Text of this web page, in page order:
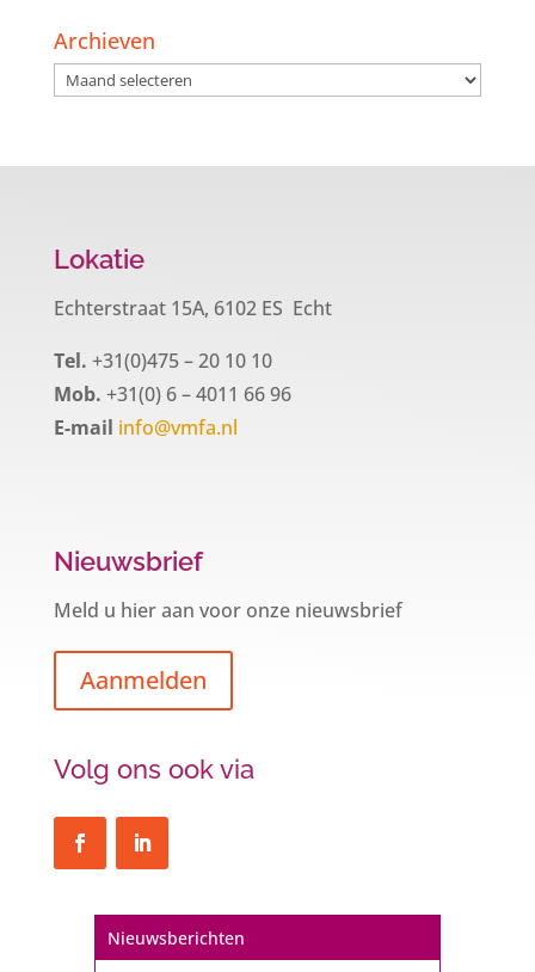
Archieven
Archieven
Lokatie
Echterstraat 15A, 6102 ES Echt
Tel. +31(0)475 – 20 10 10
Mob. +31(0) 6 – 4011 66 96
E-mail info@vmfa.nl
Nieuwsbrief
Meld u hier aan voor onze nieuwsbrief
Aanmelden
Volg ons ook via
Nieuwsberichten